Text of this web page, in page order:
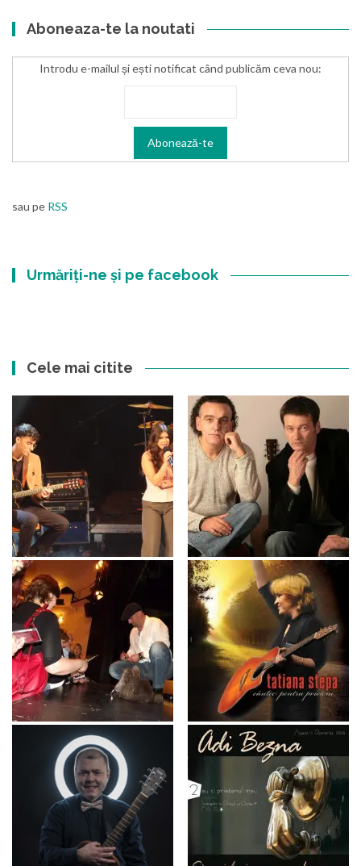
Aboneaza-te la noutati
Introdu e-mailul și ești notificat când publicăm ceva nou:
sau pe RSS
Urmăriți-ne și pe facebook
Cele mai citite